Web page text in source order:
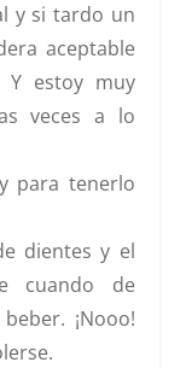
y si tardo un
aceptable
Y estoy muy
veces a lo
para tenerlo
dientes y el
cuando de
¡Nooo!